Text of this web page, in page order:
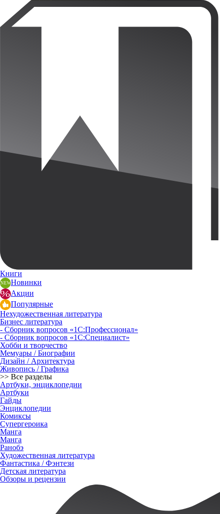
Книги
Новинки
Акции
Популярные
Нехудожественная литература
Бизнес литература
- Сборник вопросов «1С:Профессионал»
- Сборник вопросов «1С:Специалист»
Хобби и творчество
Мемуары / Биографии
Дизайн / Архитектура
Живопись / Графика
>> Все разделы
Артбуки, энциклопедии
Артбуки
Гайды
Энциклопедии
Комиксы
Супергероика
Манга
Манга
Ранобэ
Художественная литература
Фантастика / Фэнтези
Детская литература
Обзоры и рецензии